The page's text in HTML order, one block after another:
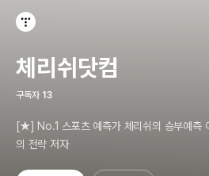
체리쉬닷컴
구독자 13
[★] No.1 스포츠 예측가 체리쉬의 승부예측
의 전략 저자